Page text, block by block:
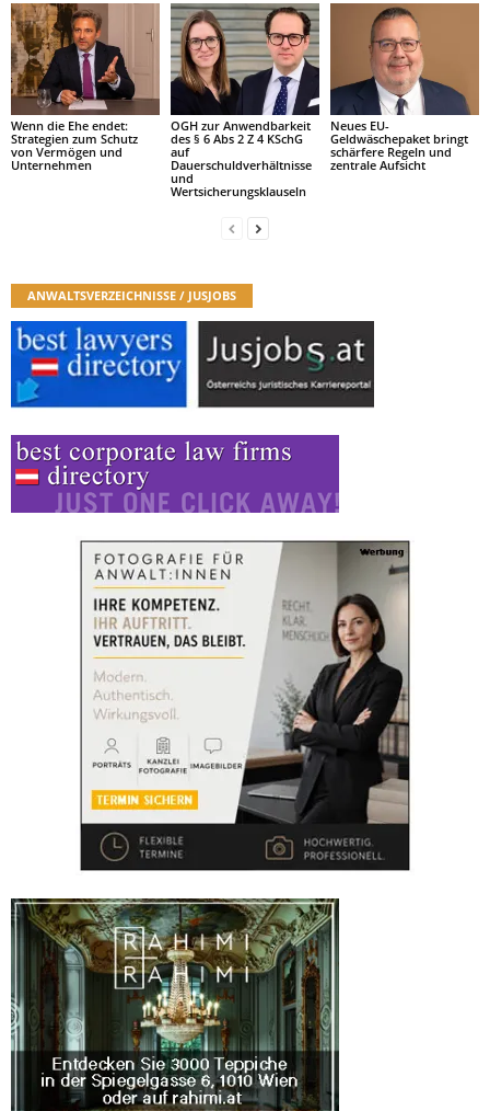
Wenn die Ehe endet:
Strategien zum Schutz
von Vermögen und
Unternehmen
OGH zur Anwendbarkeit
des § 6 Abs 2 Z 4 KSchG
auf
Dauerschuldverhältnisse
und
Wertsicherungsklauseln
Neues EU-
Geldwäschepaket bringt
schärfere Regeln und
zentrale Aufsicht
ANWALTSVERZEICHNISSE / JUSJOBS